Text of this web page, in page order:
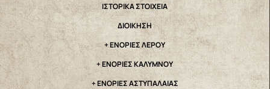
IΣΤΟΡΙΚΑ ΣΤΟΙΧΕΙΑ
ΔΙΟΙΚΗΣΗ
+ ΕΝΟΡΙΕΣ ΛΕΡΟΥ
+ ΕΝΟΡΙΕΣ ΚΑΛΥΜΝΟΥ
+ ΕΝΟΡΙΕΣ ΑΣΤΥΠΑΛΑΙΑΣ